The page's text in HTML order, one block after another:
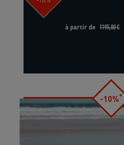
à partir de 1195,00 €
-10%*